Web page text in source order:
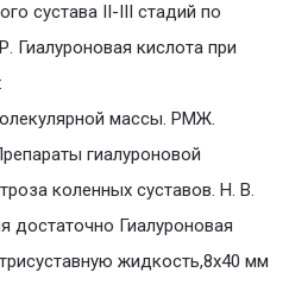
сустава II-III стадий по
Гиалуроновая кислота при
массы. РМЖ.
гиалуроновой
коленных суставов. Н. В.
достаточно Гиалуроновая
жидкость,8х40 мм